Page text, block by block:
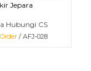
Jepara
Hubungi CS
/ AFJ-028